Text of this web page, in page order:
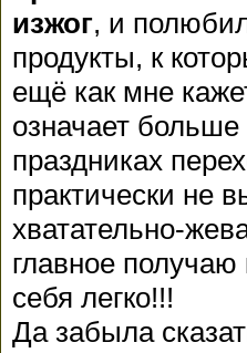
изжог, и
продукты, к
eщё как мне
означает больше
праздниках
практически не
хватательно-
главное получаю
себя легко!!!
Да забыла